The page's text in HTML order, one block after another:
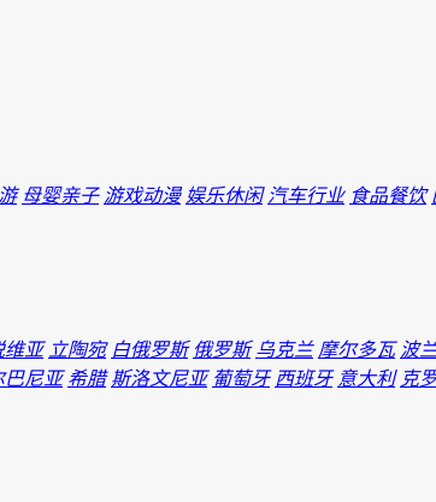
母婴亲子 游戏动漫 娱乐休闲 汽车行业 食品餐饮
维亚 立陶宛 白俄罗斯 俄罗斯 乌克兰 摩尔多瓦 波
巴尼亚 希腊 斯洛文尼亚 葡萄牙 西班牙 意大利 克